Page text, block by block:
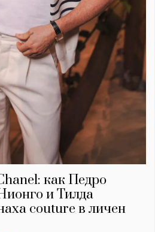
как Педро
и Тилда
couture в личен